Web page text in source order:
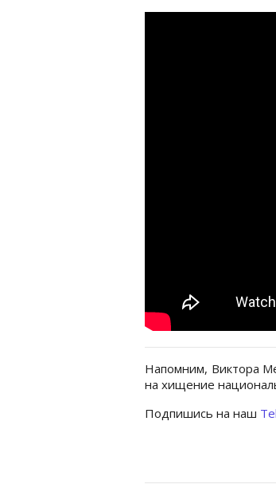
Напомним, Виктора
на хищение
Подпишись на наш